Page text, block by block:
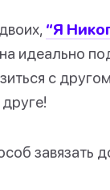
“Я
идеально
с
завязать